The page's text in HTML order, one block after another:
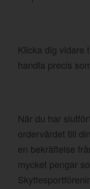
Klicka dig vidare
handla precis
När du har
ordervärdet till
en bekräftelse
mycket pengar